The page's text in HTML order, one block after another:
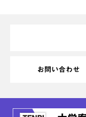
お問い合わせ